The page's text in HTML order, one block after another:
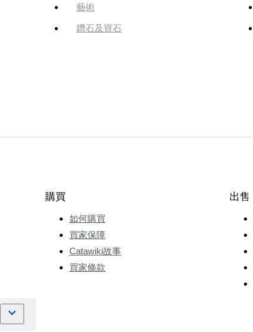
藝術
鑽石及寶石
購買
如何購買
買家保障
Catawiki故事
買家條款
出售